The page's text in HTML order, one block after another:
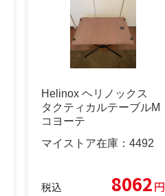
Helinox ヘリノックス
タクティカルテーブルM
コヨーテ
マイストア在庫： 4492
税込 8062円